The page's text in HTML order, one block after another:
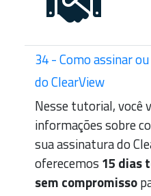
34 - Como assinar
do ClearView
Nesse tutorial, você
informações sobre
sua assinatura do
oferecemos 15 dias
sem compromisso